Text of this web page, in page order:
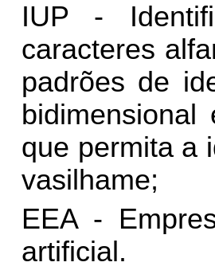
IUP -
caracteres
padrões de
que permita a
vasilhame;
EEA -
artificial.